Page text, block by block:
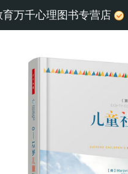
育万千心理图书专营店